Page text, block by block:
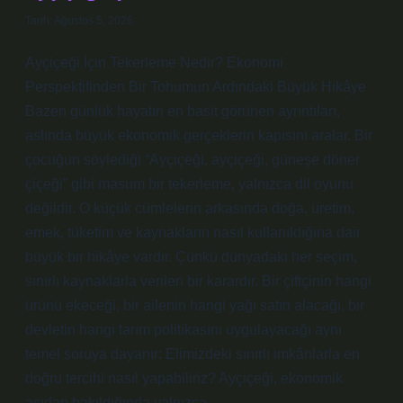
Tarih: Ağustos 5, 2026
Ayçiçeği İçin Tekerleme Nedir? Ekonomi
Perspektifinden Bir Tohumun Ardındaki Büyük Hikâye
Bazen günlük hayatın en basit görünen ayrıntıları,
aslında büyük ekonomik gerçeklerin kapısını aralar. Bir
çocuğun söylediği “Ayçiçeği, ayçiçeği, güneşe döner
çiçeği” gibi masum bir tekerleme, yalnızca dil oyunu
değildir. O küçük cümlelerin arkasında doğa, üretim,
emek, tüketim ve kaynakların nasıl kullanıldığına dair
büyük bir hikâye vardır. Çünkü dünyadaki her seçim,
sınırlı kaynaklarla verilen bir karardır. Bir çiftçinin hangi
ürünü ekeceği, bir ailenin hangi yağı satın alacağı, bir
devletin hangi tarım politikasını uygulayacağı aynı
temel soruya dayanır: Elimizdeki sınırlı imkânlarla en
doğru tercihi nasıl yapabiliriz? Ayçiçeği, ekonomik